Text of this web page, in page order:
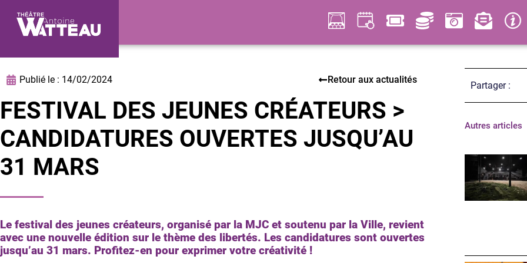
Publié le : 14/02/2024 Retour aux actualités
FESTIVAL DES JEUNES CRÉATEURS >
CANDIDATURES OUVERTES JUSQU’AU
31 MARS
Le festival des jeunes créateurs, organisé par la MJC et soutenu par la Ville, revient
avec une nouvelle édition sur le thème des libertés. Les candidatures sont ouvertes
jusqu’au 31 mars. Profitez-en pour exprimer votre créativité !
Partager :
Autres articles